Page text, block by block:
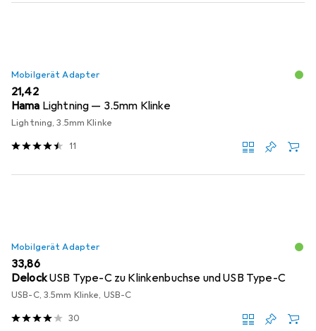
Mobilgerät Adapter
EUR
21,42
Hama Lightning — 3.5mm Klinke
Lightning, 3.5mm Klinke
11
Mobilgerät Adapter
EUR
33,86
DelockUSB Type-C zu Klinkenbuchse und USB Type-C
USB-C, 3.5mm Klinke, USB-C
30